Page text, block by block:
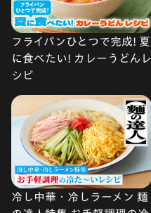
フライパンひとつで完成! 夏
に食べたい! カレーうどんレ
シピ
冷し中華・冷しラーメン 麺